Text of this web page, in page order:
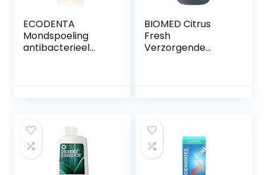
ECODENTA
Mondspoeling
antibacterieel
BIOMED Citrus
Fresh
Verzorgende
500 ml